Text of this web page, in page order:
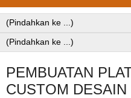
PEMBUATAN
CUSTOM DESAIN